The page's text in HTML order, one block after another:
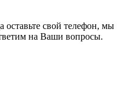
свой телефон, мы
на Ваши вопросы.